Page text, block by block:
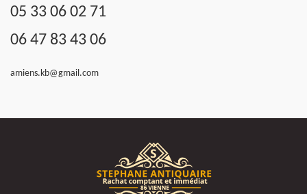
05 33 06 02 71
06 47 83 43 06
amiens.kb@gmail.com